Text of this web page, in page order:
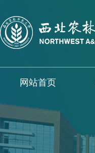
网站首页